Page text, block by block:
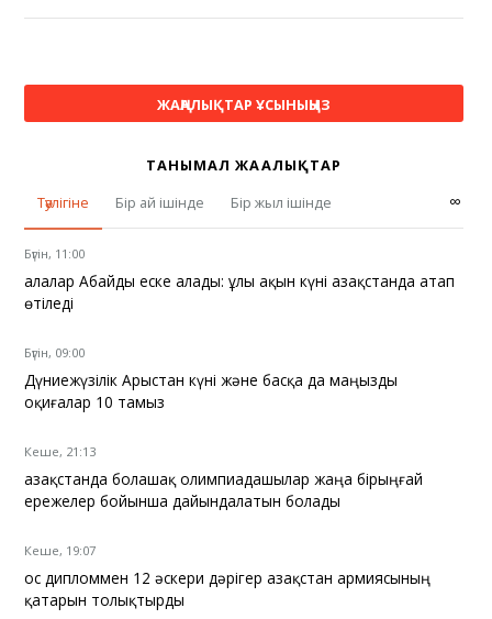
ЖАҢАЛЫҚТАР ҰСЫНЫҢЫЗ
ТАНЫМАЛ ЖАҢАЛЫҚТАР
Тәулігіне
Бір ай ішінде Бір жыл ішінде ∞
Бүгін, 11:00
Қалалар Абайды еске алады: ұлы ақын күні Қазақстанда атап
өтіледі
Бүгін, 09:00
Дүниежүзілік Арыстан күні және басқа да маңызды
оқиғалар 10 тамыз
Кеше, 21:13
Қазақстанда болашақ олимпиадашылар жаңа бірыңғай
ережелер бойынша дайындалатын болады
Кеше, 19:07
Қос дипломмен 12 әскери дәрігер Қазақстан армиясының
қатарын толықтырды